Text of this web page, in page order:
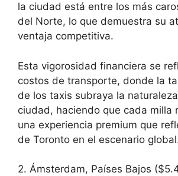
la ciudad está entre los más
del Norte, lo que demuestra su
ventaja competitiva.
Esta vigorosidad financiera se
costos de transporte, donde la
de los taxis subraya la
ciudad, haciendo que cada milla
una experiencia premium que
de Toronto en el escenario
2. Ámsterdam, Países Bajos